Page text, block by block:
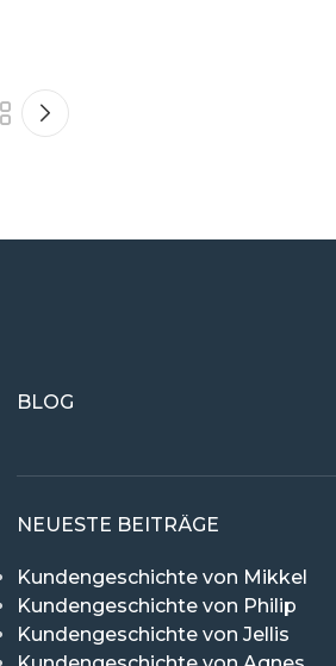
BLOG
NEUESTE BEITRÄGE
Kundengeschichte von Mikkel
Kundengeschichte von Philip
Kundengeschichte von Jellis